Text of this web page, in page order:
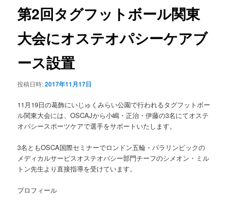
ゲ
ー
ョ
ン
第2回タグフットボール関東
大会にオステオパシーケアブ
ース設置
投稿日時:2017年11月17日
11月19日の葛飾にいじゅくみらい公園で行われるタグフットボー
ル関東大会には、OSCAJから小嶋・正治・伊藤の3名にてオステ
オパシースポーツケアで選手をサポートいたします。
3名ともOSCA国際セミナーでロンドン五輪・パラリンピックの
メディカルサービスオステオパシー部門チーフのシメオン・ミル
トン先生より直接指導を受けています。
プロフィール